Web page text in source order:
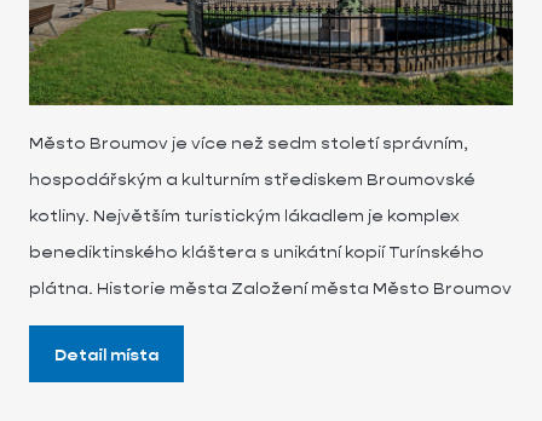
Město Broumov je více než sedm století správním,
hospodářským a kulturním střediskem Broumovské
kotliny. Největším turistickým lákadlem je komplex
benediktinského kláštera s unikátní kopií Turínského
plátna. Historie města Založení města Město Broumov
Detail místa